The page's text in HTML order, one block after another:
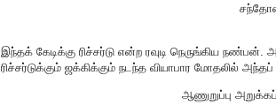
இந்தக் கேடிக்கு ரிச்சர்டு என்ற ரவுடி நெருங்கிய
ரிச்சர்டுக்கும் ஜக்கிக்கும் நடந்த வியாபார மோதலில்
ஆணுறுப்பு